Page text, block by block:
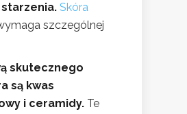
Skóra
szczególnej
skutecznego
są kwas
i ceramidy. Te